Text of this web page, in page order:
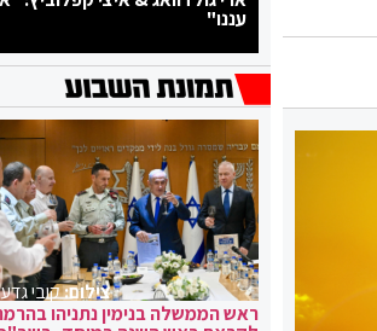
עננו"
צילום:קובי
ראש הממשלה בנימין נתניהו